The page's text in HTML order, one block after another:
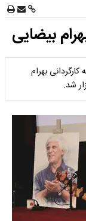
بیضایی
بهرام
شد.